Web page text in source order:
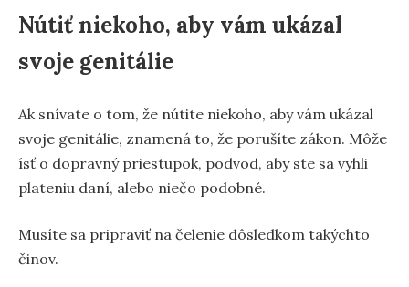
Nútiť niekoho, aby vám ukázal
svoje genitálie
Ak snívate o tom, že nútite niekoho, aby vám ukázal
svoje genitálie, znamená to, že porušíte zákon. Môže
ísť o dopravný priestupok, podvod, aby ste sa vyhli
plateniu daní, alebo niečo podobné.
Musíte sa pripraviť na čelenie dôsledkom takýchto
činov.